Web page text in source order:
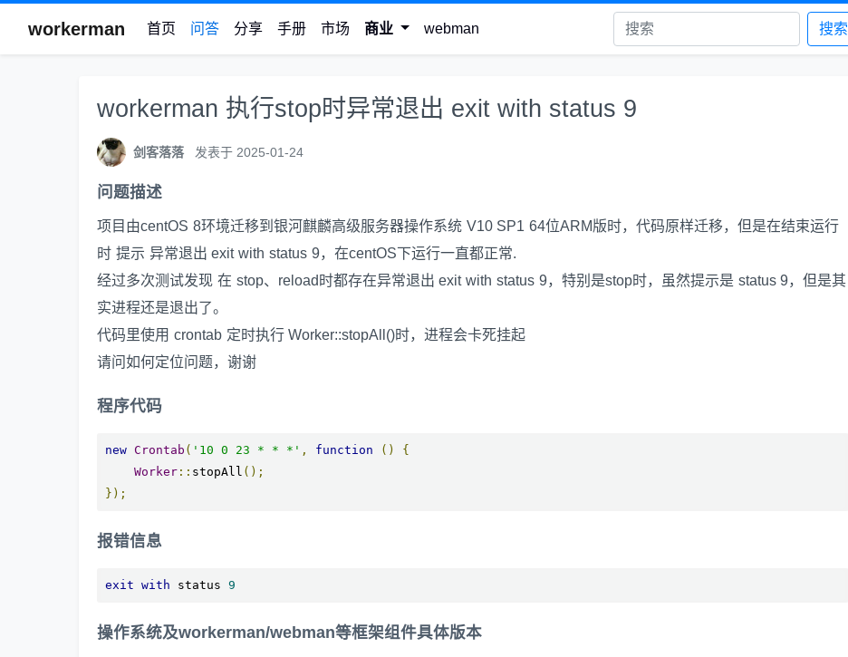
workerman 首页 问答 分享 手册 市场 商业 webman 搜索
workerman 执行stop时异常退出 exit with status 9
剑客落落 发表于 2025-01-24
问题描述
项目由centOS 8环境迁移到银河麒麟高级服务器操作系统 V10 SP1 64位ARM版时，代码原样迁移，但是在结束运行
时 提示 异常退出 exit with status 9，在centOS下运行一直都正常.
经过多次测试发现 在 stop、reload时都存在异常退出 exit with status 9，特别是stop时，虽然提示是 status 9，但是其
实进程还是退出了。
代码里使用 crontab 定时执行 Worker::stopAll()时，进程会卡死挂起
请问如何定位问题，谢谢
程序代码
new Crontab ( '10 0 23 * * *' , function ()
{
Worker :: stopAll ();
});
报错信息
exit with status 9
操作系统及workerman/webman等框架组件具体版本